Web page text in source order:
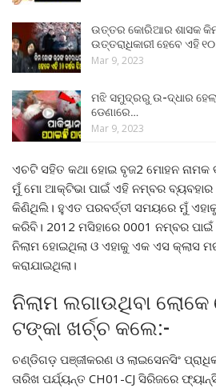
ଉତ୍ତର କୋରିଆର ଶାସକ
ଉତ୍ତରାଧିକାରୀ ହେବେ ଏହି
Mar 9, 2023
ମଝି ସମୁଦ୍ରରୁ ଉ-ଦ୍ଧାର
ଡେଣାରେ…
Mar 9, 2023
ଏଚଟି ସହିତ କଥା ହୋଇ ବୃଜ2 ମୋହନ
ମୁଁ ମୋ ଆକ୍ଟିଭା ପାଇଁ ଏହି ନମ୍ବର ବ୍ୟବହାର
କିଣିଥିଲି। ହୁଏତ ପରବର୍ତ୍ତୀ ସମୟରେ ମୁଁ
କରିବି। 2012 ମସିହାରେ 0001 ନମ୍ବର
ନିଲାମ ହୋଇଥିଲା ଓ ଏହାକୁ ଏକ ଏସ କ୍ଲାସ
କରାଯାଇଥିଲା।
ନିଲାମ ଲଗାଉଥିବା
ଟଙ୍କା ଖର୍ଚ୍ଚ କଲେ:-
ଚଣ୍ଡିଗଡ଼ ପଞ୍ଜୀକରଣ ଓ ଲାଇସେନସିଂ
ତାରିଖ ପର୍ଯ୍ୟନ୍ତ CH01-CJ ସିରିଜରେ